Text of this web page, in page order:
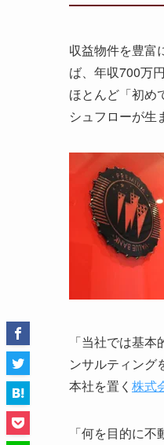
収益物件を豊富
ば、年収700万
ほとんど「初め
シュフローが生
「当社では基
ンサルティング
本社を置く 株式
「何を目的に